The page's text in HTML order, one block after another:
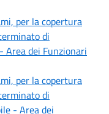
per la copertura
di
Area dei Funzionari
per la copertura
di
- Area dei